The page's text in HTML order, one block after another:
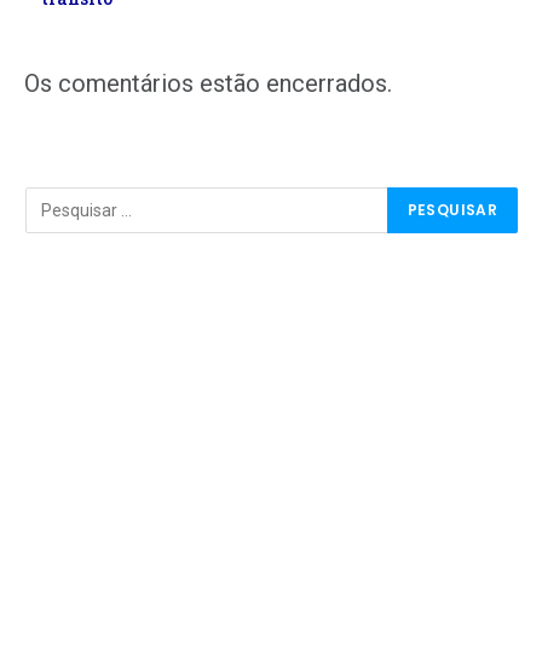
Os comentários estão encerrados.